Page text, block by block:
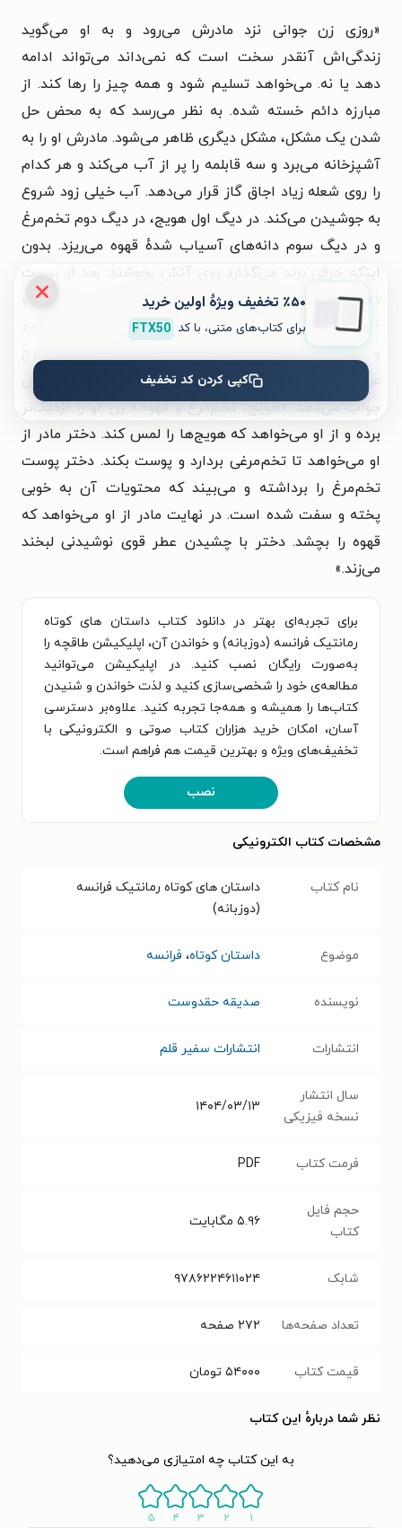
«روزی زن جوانی نزد مادرش می‌رود و به او می‌گوید
زندگی‌اش آنقدر سخت است که نمی‌داند می‌تواند ادامه
دهد یا نه. می‌خواهد تسلیم شود و همه چیز را رها کند. از
مبارزه دائم خسته شده. به نظر می‌رسد که به محض حل
شدن یک مشکل، مشکل دیگری ظاهر می‌شود. مادرش او را به
آشپزخانه می‌برد و سه قابلمه را پر از آب می‌کند و هر کدام
را روی شعله زیاد اجاق گاز قرار می‌دهد. آب خیلی زود شروع
به جوشیدن می‌کند. در دیگ اول هویج، در دیگ دوم تخم‌مرغ
و در دیگ سوم دانه‌های آسیاب شدهٔ قهوه می‌ریزد. بدون
اینکه حرفی بزند می‌گذارد روی آتش بجوشند. بعد از بیست
دقیقه، می‌رود سراغ اجاق گاز. هویج‌ها را بیرون می‌آورد و
آنها را در یک کاسه قرار می‌دهد. تخم‌مرغ‌ها را بیرون می‌آورد
می‌ریزد. رو به دخترش می‌گوید: «بگو چه می‌بینی؟» دخترش
جواب می‌دهد: «هویج، تخم‌مرغ و قهوه.» زن او را نزدیک‌تر
برده و از او می‌خواهد که هویج‌ها را لمس کند. دختر مادر از
او می‌خواهد تا تخم‌مرغی بردارد و پوست بکند. دختر پوست
تخم‌مرغ را برداشته و می‌بیند که محتویات آن به خوبی
پخته و سفت شده است. در نهایت مادر از او می‌خواهد که
قهوه را بچشد. دختر با چشیدن عطر قوی نوشیدنی لبخند
می‌زند.»
برای تجربه‌ای بهتر در دانلود کتاب داستان های کوتاه
رمانتیک فرانسه (دوزبانه) و خواندن آن، اپلیکیشن طاقچه را
به‌صورت رایگان نصب کنید. در اپلیکیشن می‌توانید
مطالعه‌ی خود را شخصی‌سازی کنید و لذت خواندن و شنیدن
کتاب‌ها را همیشه و همه‌جا تجربه کنید. علاوه‌بر دسترسی
آسان، امکان خرید هزاران کتاب صوتی و الکترونیکی با
تخفیف‌های ویژه و بهترین قیمت هم فراهم است.
نصب
مشخصات کتاب الکترونیکی
نام کتاب
داستان های کوتاه رمانتیک فرانسه
(دوزبانه)
موضوع داستان کوتاه، فرانسه
نویسنده صدیقه حقدوست
انتشارات انتشارات سفیر قلم
سال انتشار
نسخه فیزیکی
۱۴۰۴/۰۳/۱۳
فرمت کتاب PDF
حجم فایل
کتاب
۵.۹۶ مگابایت
شابک ۹۷۸۶۲۲۴۶۱۱۰۲۴
تعداد صفحه‌ها ۲۷۲ صفحه
قیمت کتاب ۵۴۰۰۰ تومان
نظر شما دربارهٔ این کتاب
به این کتاب چه امتیازی می‌دهید؟
۱ ۲ ۳ ۴ ۵
٪۵۰ تخفیف ویژۀ اولین خرید
برای کتاب‌های متنی، با کد FTX50
کپی کردن کد تخفیف